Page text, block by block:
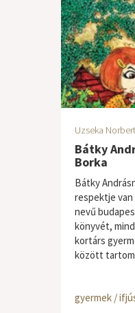
Uzseka Norbert
Bátky
Borka
Bátky
respektje van
nevű
könyvét,
kortárs
között tartom
gyermek /